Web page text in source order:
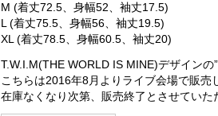
M (着丈72.5、身幅52、袖丈17.5)
L (着丈75.5、身幅56、袖丈19.5)
XL (着丈78.5、身幅60.5、袖丈20)
T.W.I.M(THE WORLD IS MINE)デザインの
こちらは2016年8月よりライブ会場で販売
在庫なくなり次第、販売終了とさせていた